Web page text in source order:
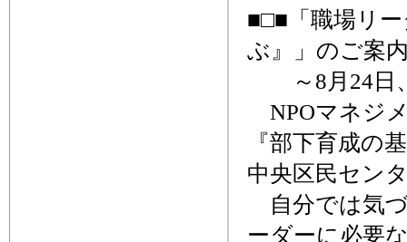
■□■「職場リ
ぶ』」のご案
～8月24日、
NPOマネジ
『部下育成の
中央区民セン
自分では気
ーダーに必要